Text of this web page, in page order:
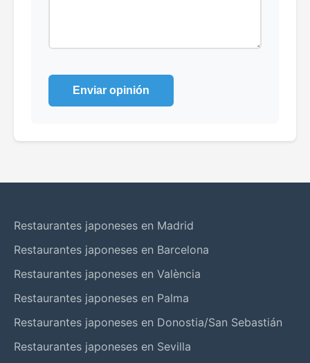
Enviar opinión
Restaurantes japoneses en Madrid
Restaurantes japoneses en Barcelona
Restaurantes japoneses en València
Restaurantes japoneses en Palma
Restaurantes japoneses en Donostia/San Sebastián
Restaurantes japoneses en Sevilla